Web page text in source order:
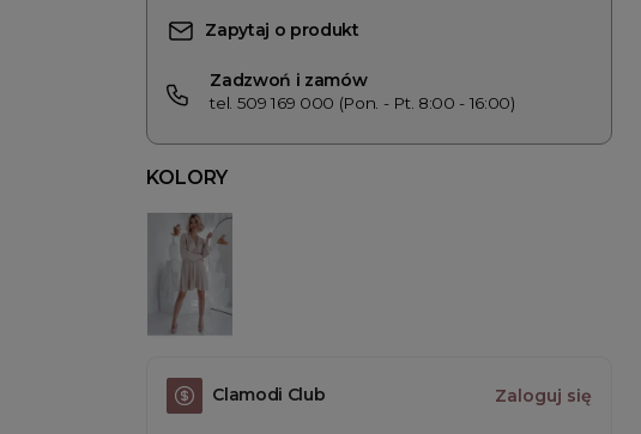
Zapytaj o produkt
Zadzwoń i zamów
tel. 509 169 000 (Pon. - Pt. 8:00 - 16:00)
KOLORY
Clamodi Club Zaloguj się